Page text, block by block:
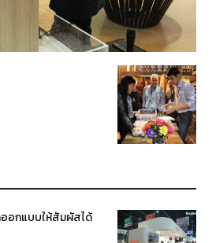
ออกแบบให้สัมผัสได้